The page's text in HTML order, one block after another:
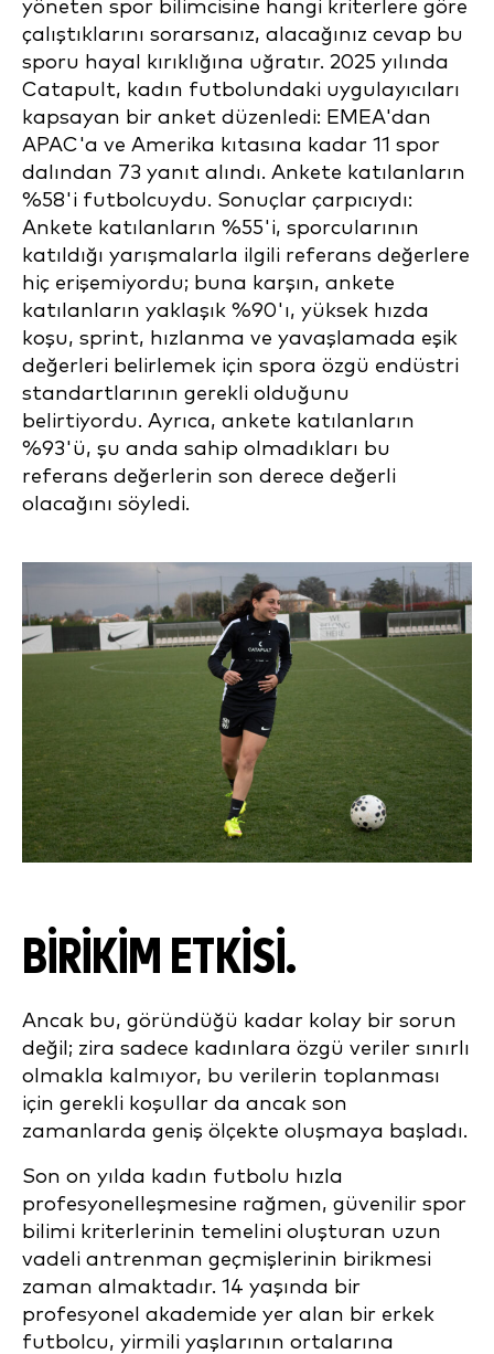
yöneten spor bilimcisine hangi kriterlere göre
çalıştıklarını sorarsanız, alacağınız cevap bu
sporu hayal kırıklığına uğratır. 2025 yılında
Catapult, kadın futbolundaki uygulayıcıları
kapsayan bir anket düzenledi: EMEA'dan
APAC'a ve Amerika kıtasına kadar 11 spor
dalından 73 yanıt alındı. Ankete katılanların
%58'i futbolcuydu. Sonuçlar çarpıcıydı:
Ankete katılanların %55'i, sporcularının
katıldığı yarışmalarla ilgili referans değerlere
hiç erişemiyordu; buna karşın, ankete
katılanların yaklaşık %90'ı, yüksek hızda
koşu, sprint, hızlanma ve yavaşlamada eşik
değerleri belirlemek için spora özgü endüstri
standartlarının gerekli olduğunu
belirtiyordu. Ayrıca, ankete katılanların
%93'ü, şu anda sahip olmadıkları bu
referans değerlerin son derece değerli
olacağını söyledi.
BIRIKIM ETKISI .
Ancak bu, göründüğü kadar kolay bir sorun
değil; zira sadece kadınlara özgü veriler sınırlı
olmakla kalmıyor, bu verilerin toplanması
için gerekli koşullar da ancak son
zamanlarda geniş ölçekte oluşmaya başladı.
Son on yılda kadın futbolu hızla
profesyonelleşmesine rağmen, güvenilir spor
bilimi kriterlerinin temelini oluşturan uzun
vadeli antrenman geçmişlerinin birikmesi
zaman almaktadır. 14 yaşında bir
profesyonel akademide yer alan bir erkek
futbolcu, yirmili yaşlarının ortalarına